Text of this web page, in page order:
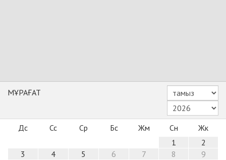
МҰРАҒАТ
Дс Сс Ср Бс Жм Сн
Жк
1
2
3
4 5 6 7 8
9